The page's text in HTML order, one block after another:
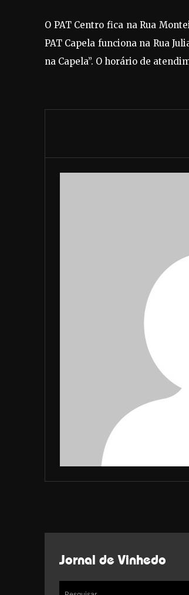
O PAT Centro fica na Rua
PAT Capela funciona na Rua
na Capela”. O horário de
Jornal de Vinhedo